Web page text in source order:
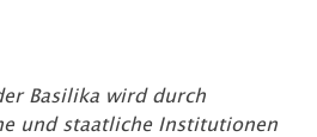
Basilika wird durch
und staatliche Institutionen